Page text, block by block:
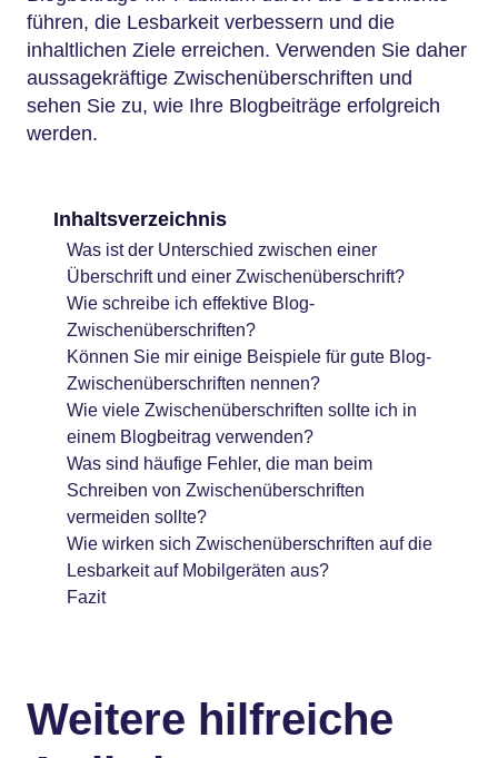
führen, die Lesbarkeit verbessern und die
inhaltlichen Ziele erreichen. Verwenden Sie daher
aussagekräftige Zwischenüberschriften und
sehen Sie zu, wie Ihre Blogbeiträge erfolgreich
werden.
Inhaltsverzeichnis
Was ist der Unterschied zwischen einer
Überschrift und einer Zwischenüberschrift?
Wie schreibe ich effektive Blog-
Zwischenüberschriften?
Können Sie mir einige Beispiele für gute Blog-
Zwischenüberschriften nennen?
Wie viele Zwischenüberschriften sollte ich in
einem Blogbeitrag verwenden?
Was sind häufige Fehler, die man beim
Schreiben von Zwischenüberschriften
vermeiden sollte?
Wie wirken sich Zwischenüberschriften auf die
Lesbarkeit auf Mobilgeräten aus?
Fazit
Weitere hilfreiche